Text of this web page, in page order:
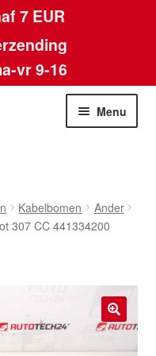
7 EUR
vr 9-16
Menu
Kabelbomen
Ander
307 CC 441334200
🔍